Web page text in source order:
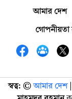
আমার দেশ
গোপনীয়তা
স্বত্ব: ©️ আমার দেশ|